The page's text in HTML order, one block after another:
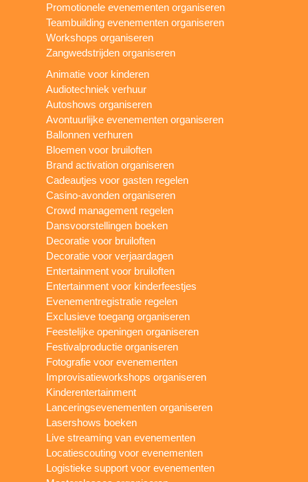
Promotionele evenementen organiseren
Teambuilding evenementen organiseren
Workshops organiseren
Zangwedstrijden organiseren
Animatie voor kinderen
Audiotechniek verhuur
Autoshows organiseren
Avontuurlijke evenementen organiseren
Ballonnen verhuren
Bloemen voor bruiloften
Brand activation organiseren
Cadeautjes voor gasten regelen
Casino-avonden organiseren
Crowd management regelen
Dansvoorstellingen boeken
Decoratie voor bruiloften
Decoratie voor verjaardagen
Entertainment voor bruiloften
Entertainment voor kinderfeestjes
Evenementregistratie regelen
Exclusieve toegang organiseren
Feestelijke openingen organiseren
Festivalproductie organiseren
Fotografie voor evenementen
Improvisatieworkshops organiseren
Kinderentertainment
Lanceringsevenementen organiseren
Lasershows boeken
Live streaming van evenementen
Locatiescouting voor evenementen
Logistieke support voor evenementen